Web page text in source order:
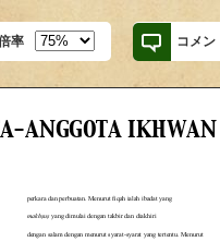
率 コメン